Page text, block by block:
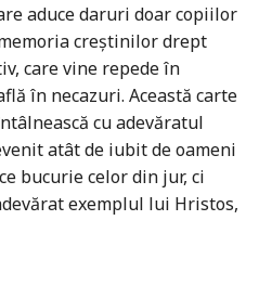
aduce daruri doar copiilor
creştinilor drept
care vine repede în
în necazuri. Această carte
cu adevăratul
atât de iubit de oameni
bucurie celor din jur, ci
exemplul lui Hristos,